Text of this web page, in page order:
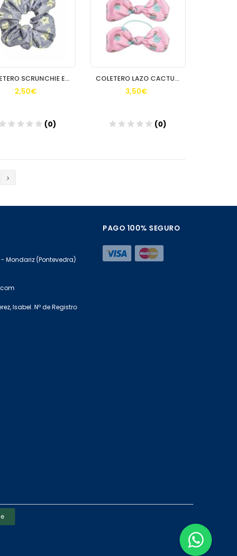
COLETERO SCRUNCHIE ESTRELLA 1 UND MR WONDERFUL REF 31018 BETER
2,50€
(0)
COLETERO LAZO CACTUS 2 UND MR WONDERFUL REF 31024 BETER
3,50€
(0)
Mondariz (Pontevedra)
Isabel. Nº de Registro
PAGO 100% SEGURO